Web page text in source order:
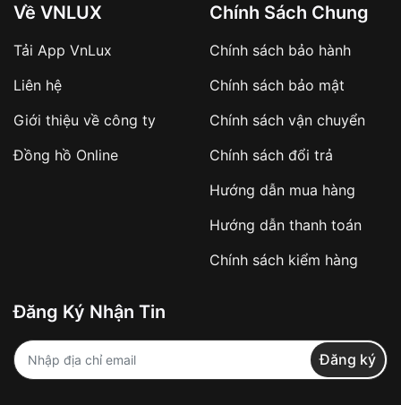
sản phẩm đặc biệt
hàng
Số tiền còn lại thanh toán khi nhận hàng hoặc
✔️ Đảm bảo xử lý đơn hàng nhanh chóng
✔️ Hạn chế tình trạng hủy đơn không mong
Từ khóa SEO:
Về VNLUX
Tải App VnLux
Liên hệ
Giới thiệu về công ty
Đồng hồ Online
Chính Sách Chung
Chính sách bảo hành
Chính sách bảo mật
Chính sách vận chuyển
Chính sách đổi trả
Hướng dẫn mua hàng
Hướng dẫn thanh toán
Chính sách kiểm hàng
Đăng Ký Nhận Tin
Đăng ký